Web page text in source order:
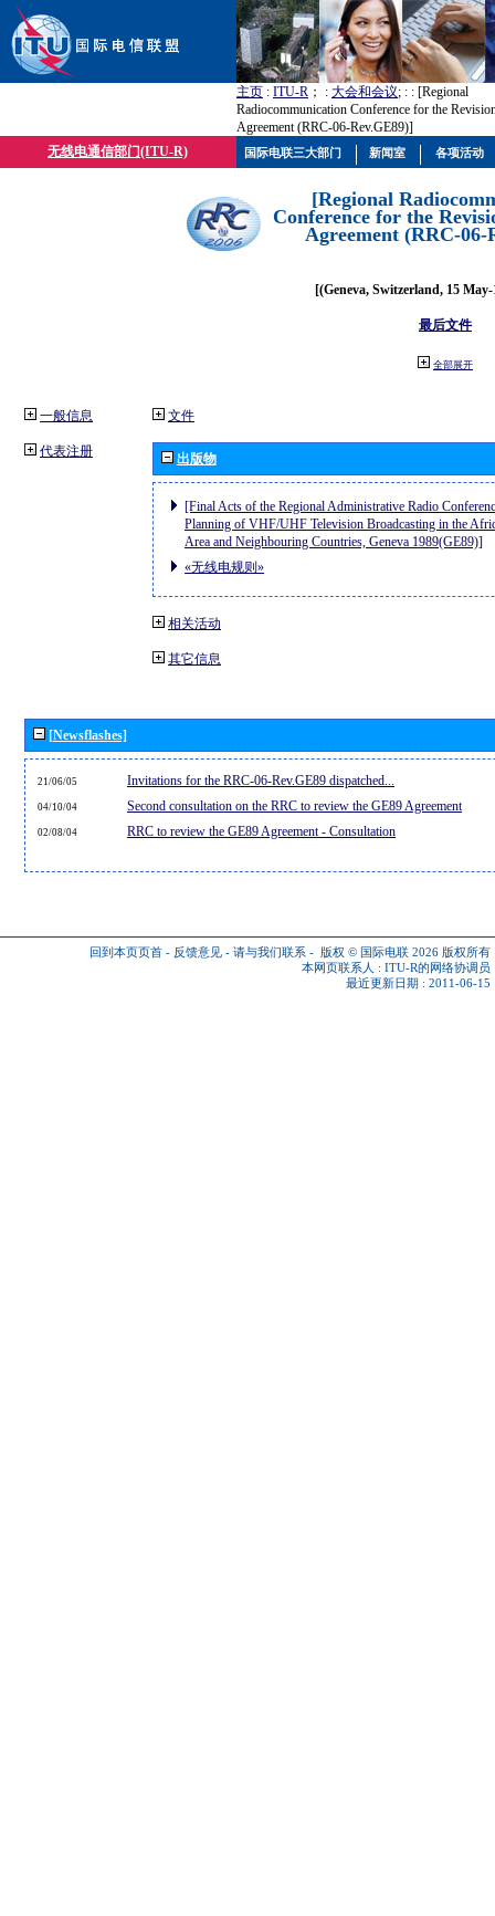
主页 : ITU-R ； : 大会和会议; : : [Regional
Radiocommunication Conference for the
Agreement (RRC-06-Rev.GE89)]
无线电通信部门(ITU-R)
[Regional
Conference for the
Agreement (RRC-06-
[(Geneva, Switzerland, 15
最后文件
全部展开
一般信息
代表注册
文件
出版物
[Final Acts of the Regional Administrative Radio
Planning of VHF/UHF Television Broadcasting in the
Area and Neighbouring Countries, Geneva 1989(GE89)]
«无线电规则»
相关活动
其它信息
[Newsflashes]
21/06/05 Invitations for the RRC-06-Rev.GE89 dispatched...
04/10/04 Second consultation on the RRC to review the GE89 Agreement
02/08/04 RRC to review the GE89 Agreement - Consultation
回到本页页首 - 反馈意见 - 请与我们联系 - 版权 © 国际电联 2026 版权所有
本网页联系人 : ITU-R的网络协调员
最近更新日期 : 2011-06-15
国际电联三大部门 新闻室 各项活动